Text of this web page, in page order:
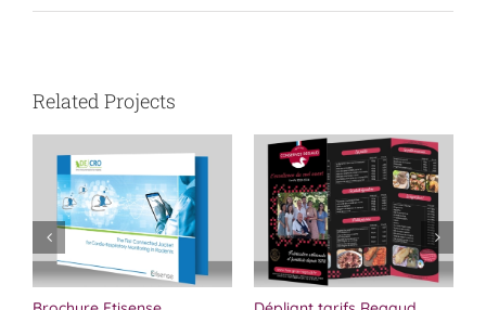
Related Projects